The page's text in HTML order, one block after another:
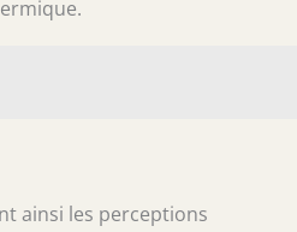
ainsi les perceptions